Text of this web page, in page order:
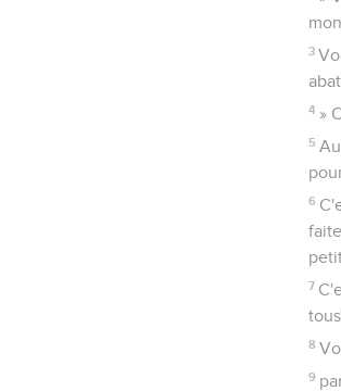
3
4 »
5
6
7
8
9